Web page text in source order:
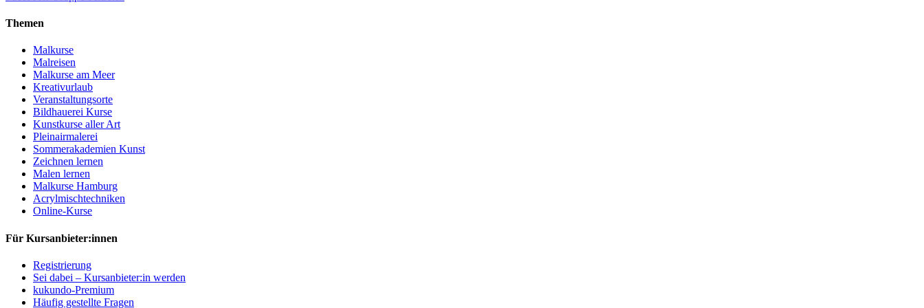
Themen
Malkurse
Malreisen
Malkurse am Meer
Kreativurlaub
Veranstaltungsorte
Bildhauerei Kurse
Kunstkurse aller Art
Pleinairmalerei
Sommerakademien Kunst
Zeichnen lernen
Malen lernen
Malkurse Hamburg
Acrylmischtechniken
Online-Kurse
Für Kursanbieter:innen
Registrierung
Sei dabei – Kursanbieter:in werden
kukundo-Premium
Häufig gestellte Fragen